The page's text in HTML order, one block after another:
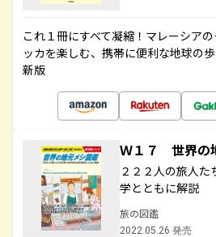
これ１冊にすべて凝縮！マレーシア
ッカを楽しむ、携帯に便利な地球の
新版
Ｗ１７ 世界の
２２２人の旅人
学とともに解説
旅の図鑑
2022.05.26 発売